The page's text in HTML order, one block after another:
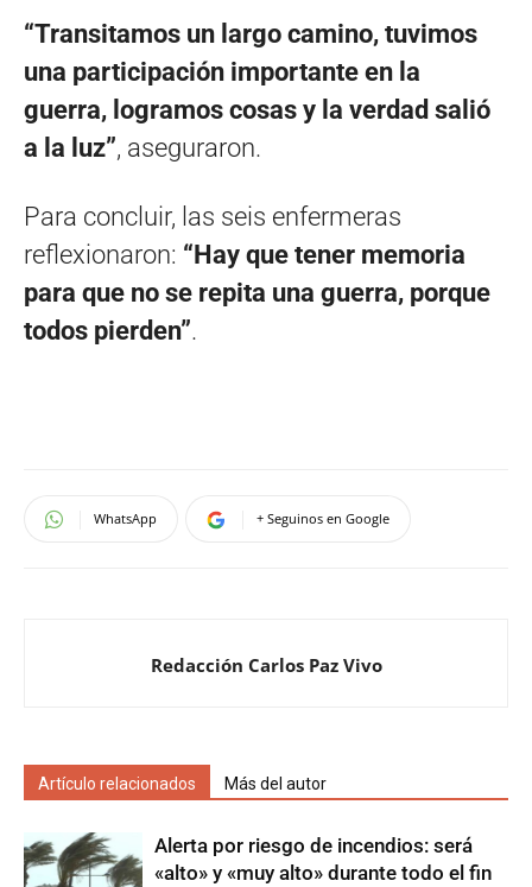
“Transitamos un largo camino, tuvimos
una participación importante en la
guerra, logramos cosas y la verdad salió
a la luz”, aseguraron.
Para concluir, las seis enfermeras
reflexionaron: “Hay que tener memoria
para que no se repita una guerra, porque
todos pierden”.
WhatsApp + Seguinos en Google
Redacción Carlos Paz Vivo
Artículo relacionados Más del autor
Alerta por riesgo de incendios: será
«alto» y «muy alto» durante todo el fin